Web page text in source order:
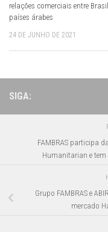
relações comerciais entre
países árabes
24 DE JUNHO DE 2021
SIGA:
FAMBRAS participa
Humanitarian e
Grupo FAMBRAS e
mercado